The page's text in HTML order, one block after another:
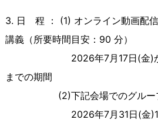
3. 日 程 ： (1) オンライン動画配
講義（所要時間目安：90 分）
2026年7月17日(金)から
までの期間
(2)下記会場でのグループ
2026年7月31日(金)13時